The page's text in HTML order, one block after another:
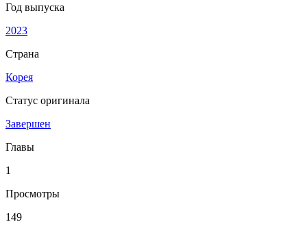
Год выпуска
2023
Страна
Корея
Статус оригинала
Завершен
Главы
1
Просмотры
149